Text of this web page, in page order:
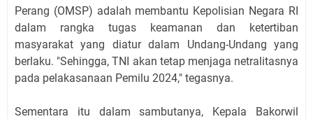
Perang (OMSP) adalah membantu Kepolisian Negara RI
dalam rangka tugas keamanan dan ketertiban
masyarakat yang diatur dalam Undang-Undang yang
berlaku. "Sehingga, TNI akan tetap menjaga netralitasnya
pada pelakasanaan Pemilu 2024," tegasnya.
Sementara itu dalam sambutanya, Kepala Bakorwil